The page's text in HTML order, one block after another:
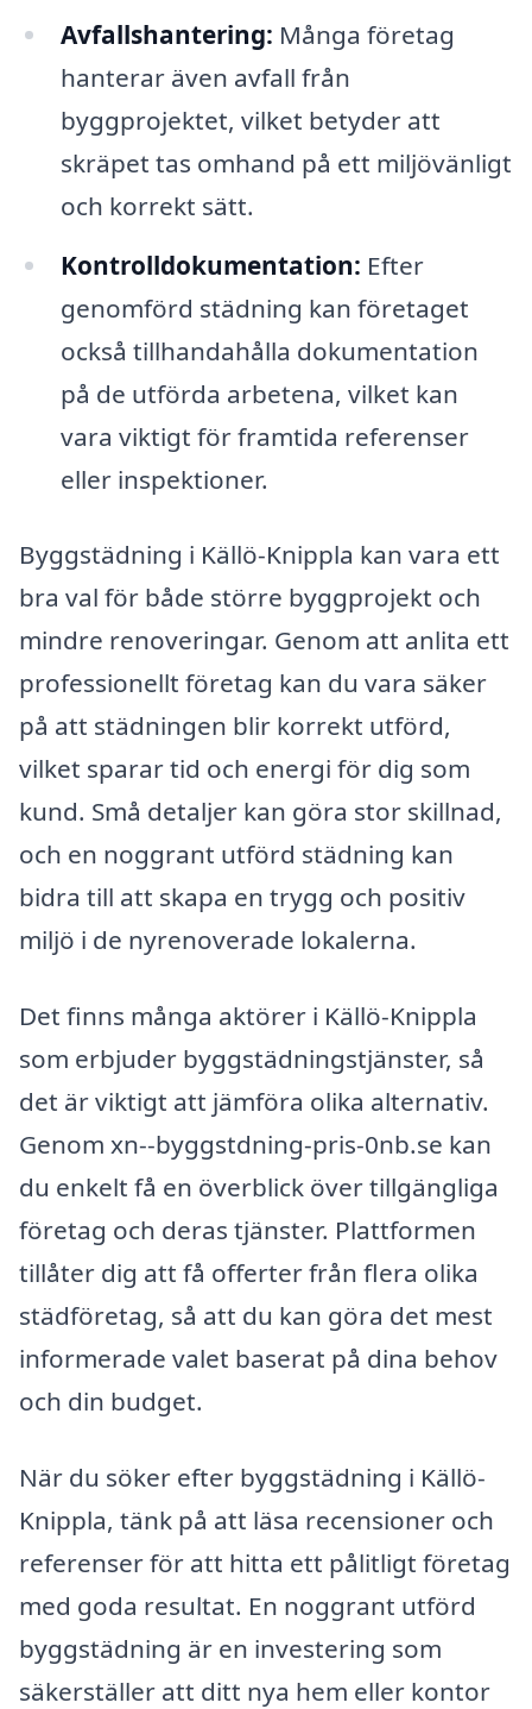
Avfallshantering: Många företag
hanterar även avfall från
byggprojektet, vilket betyder att
skräpet tas omhand på ett miljövänligt
och korrekt sätt.
Kontrolldokumentation: Efter
genomförd städning kan företaget
också tillhandahålla dokumentation
på de utförda arbetena, vilket kan
vara viktigt för framtida referenser
eller inspektioner.
Byggstädning i Källö-Knippla kan vara ett
bra val för både större byggprojekt och
mindre renoveringar. Genom att anlita ett
professionellt företag kan du vara säker
på att städningen blir korrekt utförd,
vilket sparar tid och energi för dig som
kund. Små detaljer kan göra stor skillnad,
och en noggrant utförd städning kan
bidra till att skapa en trygg och positiv
miljö i de nyrenoverade lokalerna.
Det finns många aktörer i Källö-Knippla
som erbjuder byggstädningstjänster, så
det är viktigt att jämföra olika alternativ.
Genom xn--byggstdning-pris-0nb.se kan
du enkelt få en överblick över tillgängliga
företag och deras tjänster. Plattformen
tillåter dig att få offerter från flera olika
städföretag, så att du kan göra det mest
informerade valet baserat på dina behov
och din budget.
När du söker efter byggstädning i Källö-
Knippla, tänk på att läsa recensioner och
referenser för att hitta ett pålitligt företag
med goda resultat. En noggrant utförd
byggstädning är en investering som
säkerställer att ditt nya hem eller kontor